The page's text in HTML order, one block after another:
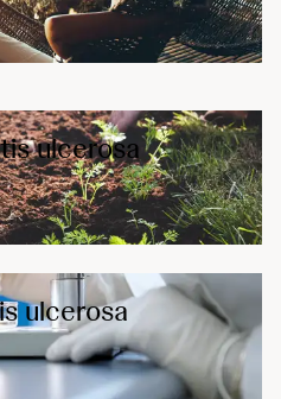
ulcerosa
ulcerosa